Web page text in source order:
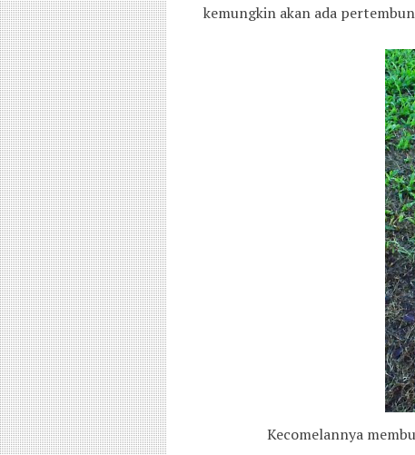
kemungkin akan ada
Kecomelannya